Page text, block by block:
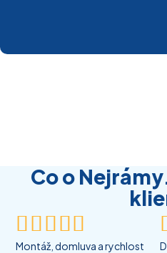
Co o

Montáž, domluva a rychlost